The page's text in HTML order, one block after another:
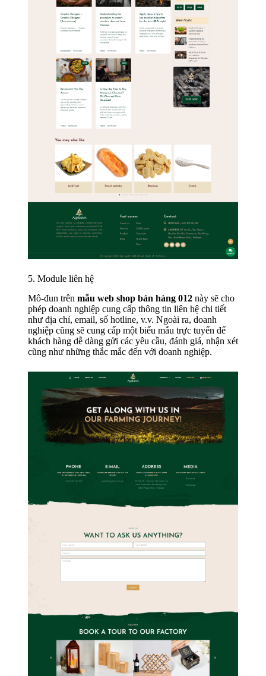
5. Module liên hệ
Mô-đun trên mẫu web shop bán hàng 012này sẽ cho
phép doanh nghiệp cung cấp thông tin liên hệ chi tiết
như địa chỉ, email, số hotline, v.v. Ngoài ra, doanh
nghiệp cũng sẽ cung cấp một biểu mẫu trực tuyến để
khách hàng dễ dàng gửi các yêu cầu, đánh giá, nhận xét
cũng như những thắc mắc đến với doanh nghiệp.